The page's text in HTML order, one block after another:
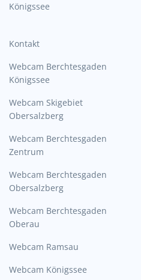
Königssee
Kontakt
Webcam Berchtesgaden
Königssee
Webcam Skigebiet
Obersalzberg
Webcam Berchtesgaden
Zentrum
Webcam Berchtesgaden
Obersalzberg
Webcam Berchtesgaden
Oberau
Webcam Ramsau
Webcam Königssee